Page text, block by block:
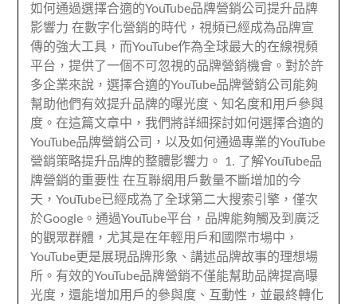
如何通過選擇合適的YouTube品牌營銷公司提升品牌
影響力 在數字化營銷的時代，視頻已經成為品牌宣
傳的強大工具，而YouTube作為全球最大的在線視頻
平台，提供了一個不可忽視的品牌營銷機會。對於許
多企業來說，選擇合適的YouTube品牌營銷公司能夠
幫助他們有效提升品牌的曝光度、知名度和用戶參與
度。在這篇文章中，我們將詳細探討如何選擇合適的
YouTube品牌營銷公司，以及如何通過專業的YouTube
營銷策略提升品牌的整體影響力。 1. 了解YouTube品
牌營銷的重要性 在互聯網用戶數量不斷增加的今
天，YouTube已經成為了全球第二大搜索引擎，僅次
於Google。通過YouTube平台，品牌能夠觸及到廣泛
的觀眾群體，尤其是在年輕用戶和國際市場中，
YouTube更是展現品牌形象、講述品牌故事的理想場
所。有效的YouTube品牌營銷不僅能幫助品牌提高曝
光度，還能增加用戶的參與度、互動性，並最終轉化